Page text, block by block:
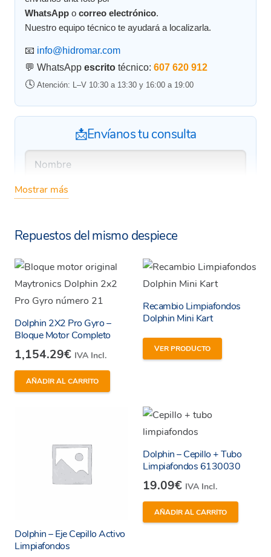
WhatsApp o correo electrónico.
Nuestro equipo técnico te ayudará a localizarla.
📧 info@hidromar.com
💬 WhatsApp escrito técnico: 607 620 912
🕓 Atención: L–V 10:30 a 13:30 y 16:00 a 19:00
📩Envíanos tu consulta
Mostrar más
Repuestos del mismo despiece
Dolphin 2X2 Pro Gyro –
Bloque Motor Completo
1,154.29€ IVA Incl.
AÑADIR AL CARRITO
Recambio Limpiafondos
Dolphin Mini Kart
VER PRODUCTO
Dolphin – Eje Cepillo Activo
Limpiafondos
Dolphin – Cepillo + Tubo
Limpiafondos 6130030
19.09€ IVA Incl.
AÑADIR AL CARRITO